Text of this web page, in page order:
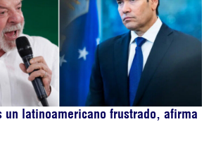
un latinoamericano frustrado, afirma